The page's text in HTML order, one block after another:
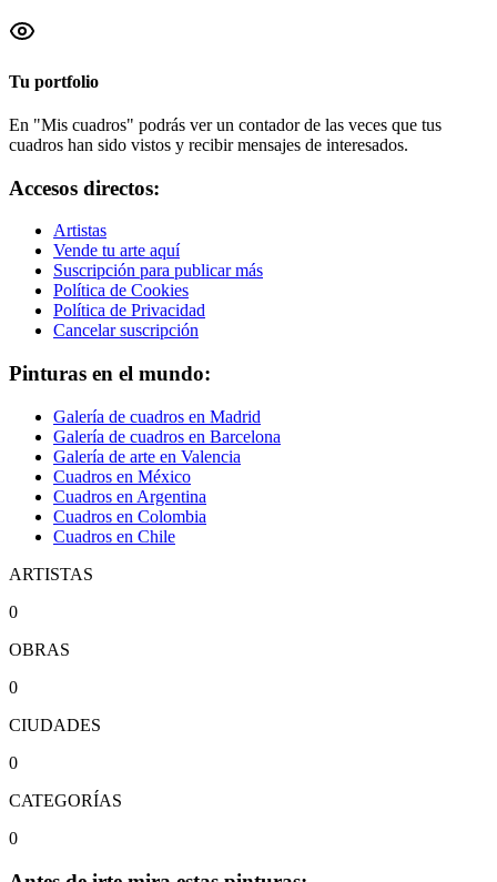
Tu portfolio
En "Mis cuadros" podrás ver un contador de las veces que tus
cuadros han sido vistos y recibir mensajes de interesados.
Accesos directos:
Artistas
Vende tu arte aquí
Suscripción para publicar más
Política de Cookies
Política de Privacidad
Cancelar suscripción
Pinturas en el mundo:
Galería de cuadros en Madrid
Galería de cuadros en Barcelona
Galería de arte en Valencia
Cuadros en México
Cuadros en Argentina
Cuadros en Colombia
Cuadros en Chile
ARTISTAS
0
OBRAS
0
CIUDADES
0
CATEGORÍAS
0